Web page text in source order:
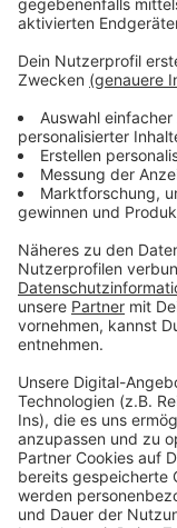
Wie die Stadt
Woche
Deshalb sind
selbst lasse sich
Autofahrer sollen
Die empfohlene
über die A1 und
Mehr Infos gibt
Stadt Zülpich.
Anzeige
Anzeige